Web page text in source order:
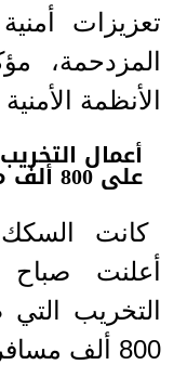
تعزيزات
المزدحمة،
الأنظمة
أعمال
على 800 ألف مسافر
كانت السكك
أعلنت
التخريب
800 ألف مسافر.